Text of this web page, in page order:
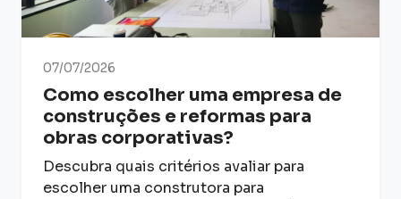
07/07/2026
Como escolher uma empresa de
construções e reformas para
obras corporativas?
Descubra quais critérios avaliar para
escolher uma construtora para